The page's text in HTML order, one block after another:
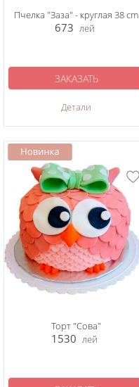
Пчелка "Заза" - круглая 38 cm
673 лей
Детали
ЗАКАЗАТЬ
Торт "Сова"
1530 лей